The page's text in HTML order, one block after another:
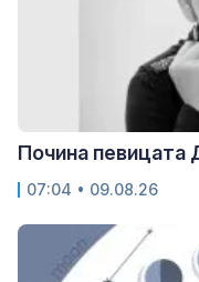
Почина
07:04 • 09.08.26